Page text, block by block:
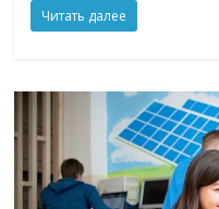
Читать далее